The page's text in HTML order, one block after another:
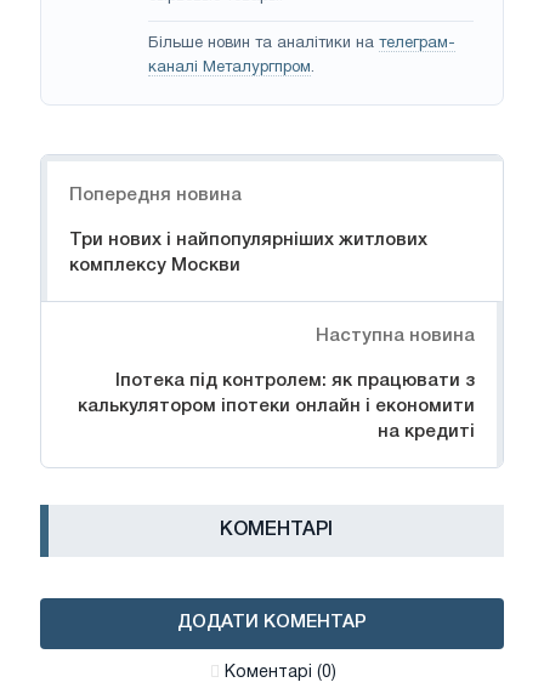
Більше новин та аналітики на телеграм-
каналі Металургпром.
Попередня новина
Три нових і найпопулярніших житлових
комплексу Москви
Наступна новина
Іпотека під контролем: як працювати з
калькулятором іпотеки онлайн і економити
на кредиті
КОМЕНТАРІ
ДОДАТИ КОМЕНТАР
Коментарі (0)